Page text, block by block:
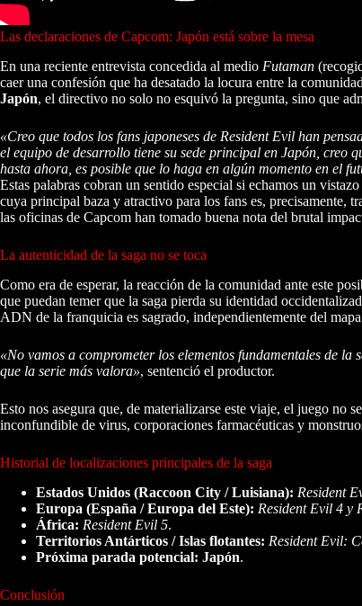
Las declaraciones de Capcom: Japón está sobre la mesa
En una reciente entrevista concedida al medio Futaman
caer una confesión que ha desatado la locura entre la
Japón, el directivo no solo no esquivó la pregunta, sino que
«Creo que todos los fans japoneses de Resident Evil han
el equipo de desarrollo tiene su sede principal en Japón, creo
hasta ahora, es posible que lo haga en algún momento en el
Estas palabras cobran un sentido especial si echamos un
cuya principal baza y atractivo para los fans es, precisamente,
las oficinas de Capcom han tomado buena nota del brutal
La autenticidad de la saga no se toca
Como era de esperar, la reacción de la comunidad ante este
que puedan temer que la saga pierda su identidad
ADN de la franquicia es sagrado, independientemente del
«No vamos a comprometer los elementos fundamentales de
que la serie más valora», sentenció el productor.
Esto nos asegura que, de materializarse este viaje, el juego no
inconfundible de virus, corporaciones farmacéuticas y
Historial de localizaciones principales de la saga
Estados Unidos (Raccoon City / Luisiana): Resident
Europa (España / Europa del Este): Resident Evil 4 y
África: Resident Evil 5.
Territorios Antárticos / Islas flotantes: Resident Evil:
Próxima parada potencial: Japón.
Conclusión